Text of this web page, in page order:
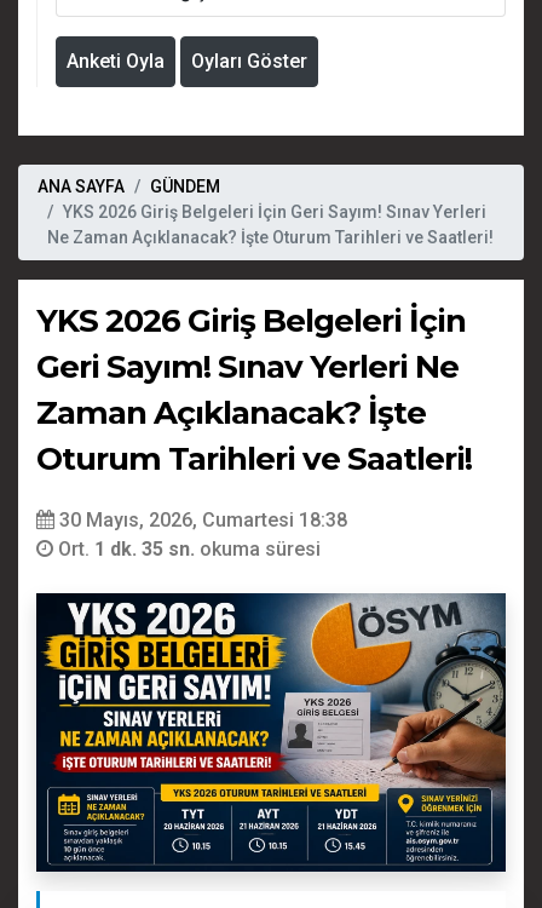
Anketi Oyla Oyları Göster
ANA SAYFA
GÜNDEM
YKS 2026 Giriş Belgeleri İçin Geri Sayım! Sınav Yerleri
Ne Zaman Açıklanacak? İşte Oturum Tarihleri ve Saatleri!
YKS 2026 Giriş Belgeleri İçin
Geri Sayım! Sınav Yerleri Ne
Zaman Açıklanacak? İşte
Oturum Tarihleri ve Saatleri!
30 Mayıs, 2026, Cumartesi 18:38
Ort. 1 dk. 35 sn. okuma süresi